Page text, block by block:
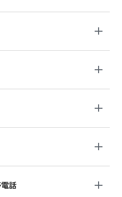
話